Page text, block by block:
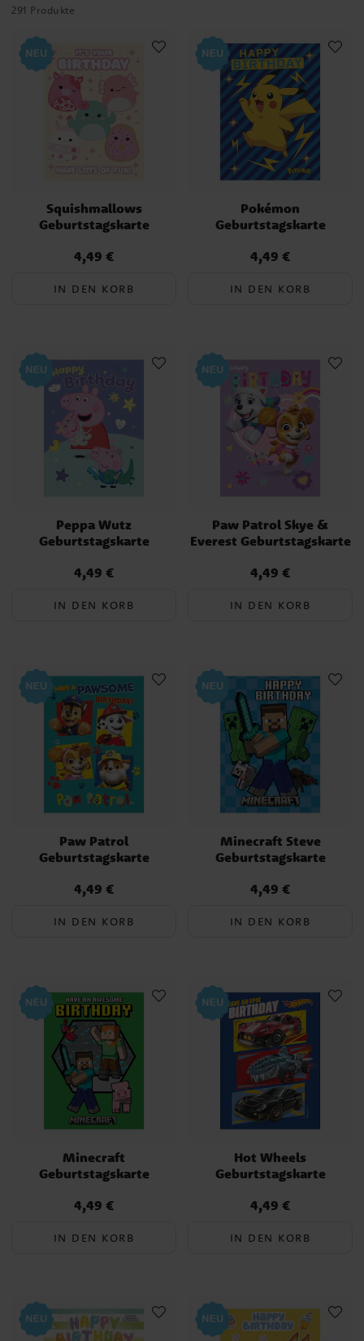
sich inspirieren!
291 Produkte
Squishmallows
Geburtstagskarte
Preis:4,49 €
4,49 €
IN DEN KORB
Pokémon
Geburtstagskarte
Preis:4,49 €
4,49 €
IN DEN KORB
Peppa Wutz
Geburtstagskarte
Preis:4,49 €
4,49 €
IN DEN KORB
Paw Patrol Skye &
Everest Geburtstagskarte
Preis:4,49 €
4,49 €
IN DEN KORB
Paw Patrol
Geburtstagskarte
Preis:4,49 €
4,49 €
IN DEN KORB
Minecraft Steve
Geburtstagskarte
Preis:4,49 €
4,49 €
IN DEN KORB
Minecraft
Geburtstagskarte
Preis:4,49 €
4,49 €
IN DEN KORB
Hot Wheels
Geburtstagskarte
Preis:4,49 €
4,49 €
IN DEN KORB